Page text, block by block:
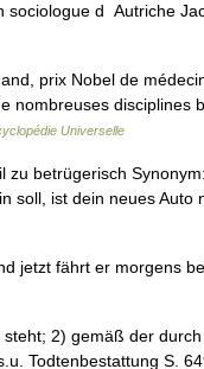
d Autriche
prix Nobel de
nombreuses disciplines
Universelle
betrügerisch
soll, ist dein neues Auto
jetzt fährt er morgens
2) gemäß der
Todtenbestattung S.